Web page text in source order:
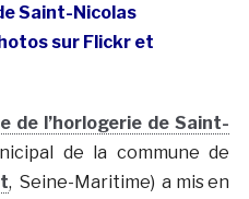
Saint-Nicolas
sur Flickr et
de l’horlogerie de Saint-
de la commune de
, Seine-Maritime) a mis en